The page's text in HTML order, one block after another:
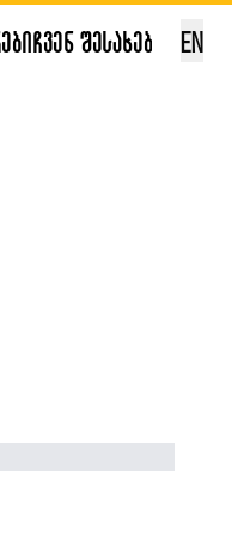
EN
ჩვენ შესახებ